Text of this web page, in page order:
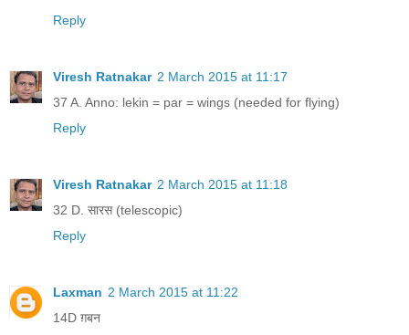
Reply
Viresh Ratnakar 2 March 2015 at 11:17
37 A. Anno: lekin = par = wings (needed for flying)
Reply
Viresh Ratnakar 2 March 2015 at 11:18
32 D. सारस (telescopic)
Reply
Laxman 2 March 2015 at 11:22
14D ग़बन